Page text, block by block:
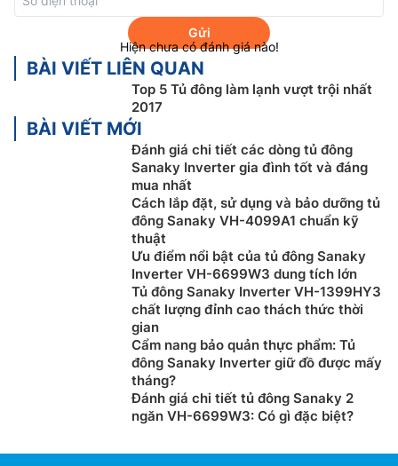
Thiết kế dàn lạnh được làm từ chất liệu bằng nhôm,
chiếc tủ đông Nagakawa 300 lít 282HN này sẽ giúp
thực phẩm của bạn được làm lạnh và làm đông sâu
hơn, nhanh chóng, hiệu quả.
Dễ dàng điều chỉnh nhiệt độ với nút xoay
đặt bên ngoài tủ.
Bên ngoài được thiết kế với núm vặt điểu chỉnh nhiệt
cho phù hợp để bảo quản thực phẩm tốt hơn.
Gửi
Hiện chưa có đánh giá nào!
BÀI VIẾT LIÊN QUAN
Top 5 Tủ đông làm lạnh vượt trội nhất
2017
BÀI VIẾT MỚI
Đánh giá chi tiết các dòng tủ đông
Sanaky Inverter gia đình tốt và đáng
mua nhất
Cách lắp đặt, sử dụng và bảo dưỡng tủ
đông Sanaky VH-4099A1 chuẩn kỹ
thuật
Ưu điểm nổi bật của tủ đông Sanaky
Inverter VH-6699W3 dung tích lớn
Tủ đông Sanaky Inverter VH-1399HY3
chất lượng đỉnh cao thách thức thời
gian
Cẩm nang bảo quản thực phẩm: Tủ
đông Sanaky Inverter giữ đồ được mấy
tháng?
Đánh giá chi tiết tủ đông Sanaky 2
ngăn VH-6699W3: Có gì đặc biệt?